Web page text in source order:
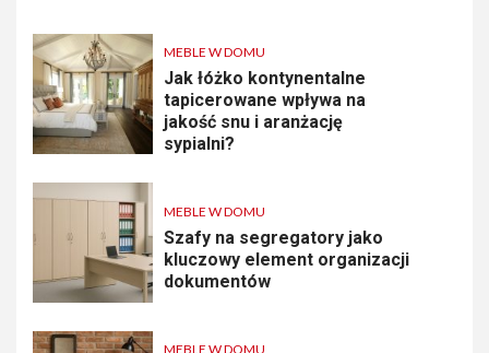
MEBLE W DOMU
Jak łóżko kontynentalne
tapicerowane wpływa na
jakość snu i aranżację
sypialni?
MEBLE W DOMU
Szafy na segregatory jako
kluczowy element organizacji
dokumentów
MEBLE W DOMU